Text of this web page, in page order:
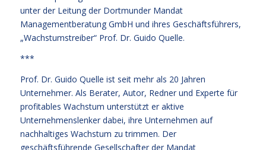
unter der Leitung der Dortmunder Mandat
Managementberatung GmbH und ihres Geschäftsführers,
„Wachstumstreiber“ Prof. Dr. Guido Quelle.
***
Prof. Dr. Guido Quelle ist seit mehr als 20 Jahren
Unternehmer. Als Berater, Autor, Redner und Experte für
profitables Wachstum unterstützt er aktive
Unternehmenslenker dabei, ihre Unternehmen auf
nachhaltiges Wachstum zu trimmen. Der
geschäftsführende Gesellschafter der Mandat